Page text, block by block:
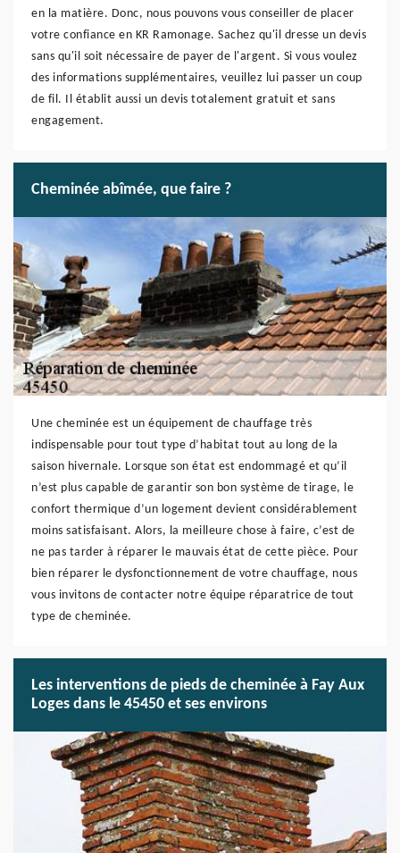
en la matière. Donc, nous pouvons vous conseiller de placer
votre confiance en KR Ramonage. Sachez qu'il dresse un devis
sans qu'il soit nécessaire de payer de l'argent. Si vous voulez
des informations supplémentaires, veuillez lui passer un coup
de fil. Il établit aussi un devis totalement gratuit et sans
engagement.
Cheminée abîmée, que faire ?
Une cheminée est un équipement de chauffage très
indispensable pour tout type d’habitat tout au long de la
saison hivernale. Lorsque son état est endommagé et qu’il
n’est plus capable de garantir son bon système de tirage, le
confort thermique d’un logement devient considérablement
moins satisfaisant. Alors, la meilleure chose à faire, c’est de
ne pas tarder à réparer le mauvais état de cette pièce. Pour
bien réparer le dysfonctionnement de votre chauffage, nous
vous invitons de contacter notre équipe réparatrice de tout
type de cheminée.
Les interventions de pieds de cheminée à Fay Aux
Loges dans le 45450 et ses environs